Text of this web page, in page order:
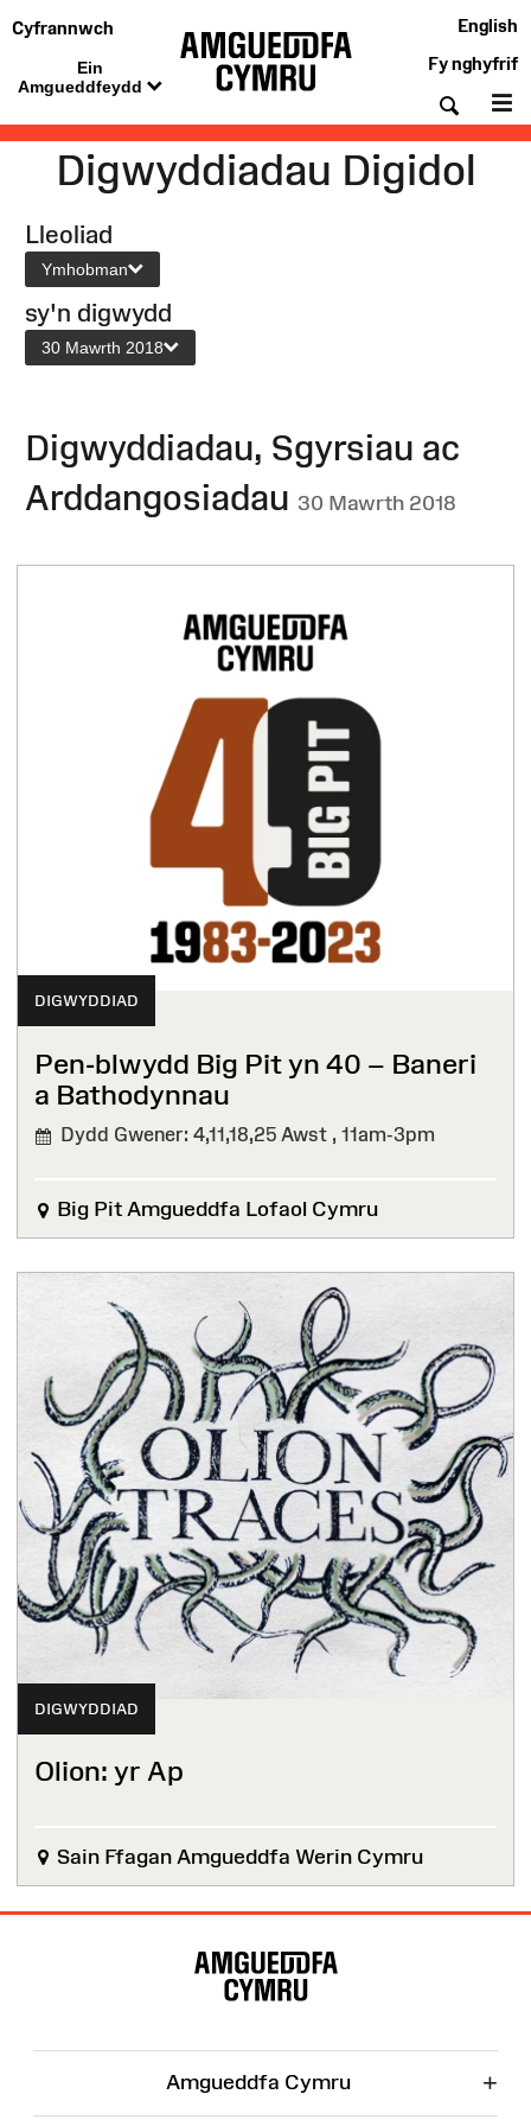
Cyfrannwch
Ein
Amgueddfeydd
English
Fy nghyfrif
Digwyddiadau Digidol
Lleoliad
Ymhobman
sy'n digwydd
30 Mawrth 2018
Digwyddiadau, Sgyrsiau ac
Arddangosiadau 30 Mawrth 2018
DIGWYDDIAD
Pen-blwydd Big Pit yn 40 – Baneri
a Bathodynnau⁠ ⁠
Dydd Gwener: 4,11,18,25 Awst , 11am-3pm
Big Pit Amgueddfa Lofaol Cymru
DIGWYDDIAD
Olion: yr Ap
Sain Ffagan Amgueddfa Werin Cymru
Amgueddfa Cymru +